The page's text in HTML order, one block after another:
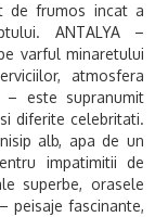
de frumos incat a
ANTALYA –
varful minaretului
atmosfera
– este supranumit
diferite celebritati.
alb, apa de un
impatimitii de
superbe, orasele
peisaje fascinante,